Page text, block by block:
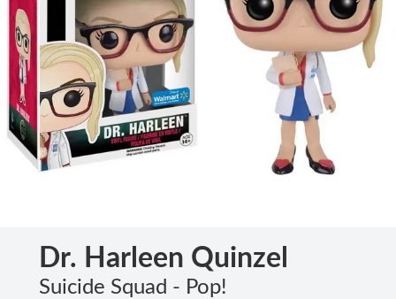
Dr. Harleen Quinzel
Suicide Squad - Pop!